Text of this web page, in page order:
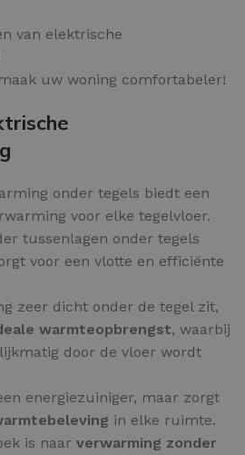
van elektrische
uw woning comfortabeler!
onder tegels biedt een
voor elke tegelvloer.
tussenlagen onder tegels
voor een vlotte en efficiënte
zeer dicht onder de tegel zit,
warmteopbrengst, waarbij
door de vloer wordt
energiezuiniger, maar zorgt
in elke ruimte.
is naar verwarming zonder